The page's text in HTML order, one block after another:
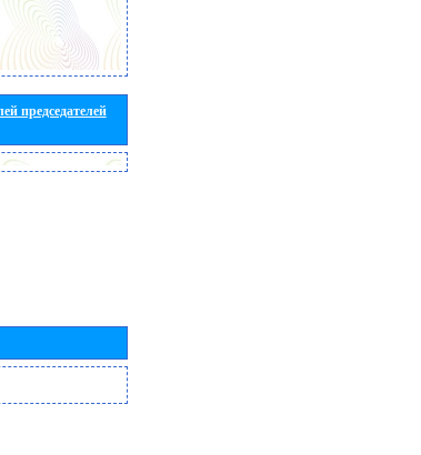
председателей